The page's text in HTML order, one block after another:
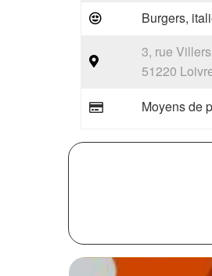
Burgers,
3, rue
51220
Moyens de